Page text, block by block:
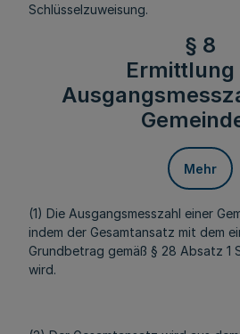
Schlüsselzuweisung.
§ 8
Ermittlung
Mehr
(1) Die Ausgangsmesszahl einer
indem der Gesamtansatz mit dem
Grundbetrag gemäß § 28 Absatz
wird.